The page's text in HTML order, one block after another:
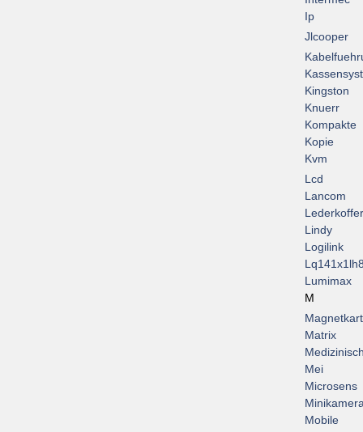
Ip
Jlcooper
Kingston
Knuerr
Kompakte
Kopie
Kvm
Lcd
Lancom
Lederkoffer
Lindy
Logilink
Lumimax
M
Matrix
Mei
Microsens
Mobile